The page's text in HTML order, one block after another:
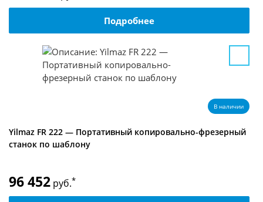
Подробнее
В наличии
Yilmaz FR 222 — Портативный копировально-фрезерный
станок по шаблону
96 452 руб.*